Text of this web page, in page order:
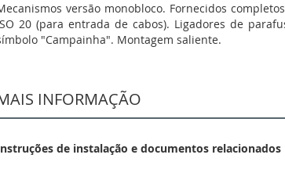
versão monobloco. Fornecidos
20 (para entrada de cabos). Ligadores de
"Campainha". Montagem saliente.
INFORMAÇÃO
de instalação e documentos relacionados